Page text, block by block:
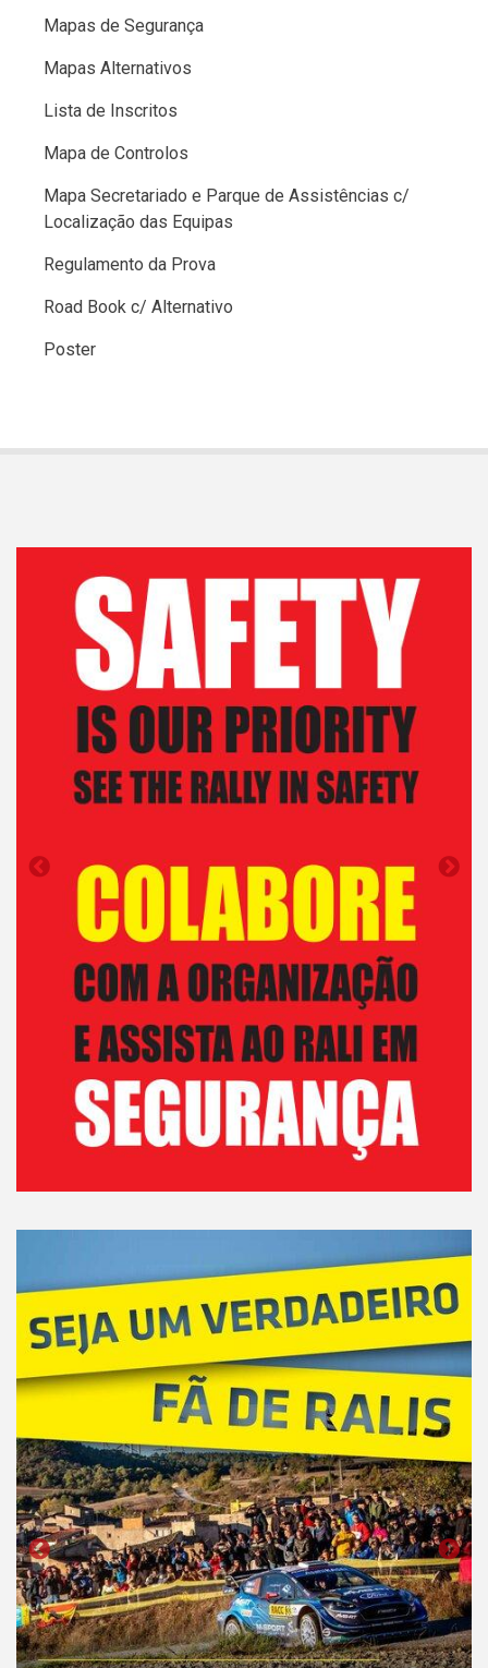
Mapas de Segurança
Mapas Alternativos
Lista de Inscritos
Mapa de Controlos
Mapa Secretariado e Parque de Assistências c/
Localização das Equipas
Regulamento da Prova
Road Book c/ Alternativo
Poster